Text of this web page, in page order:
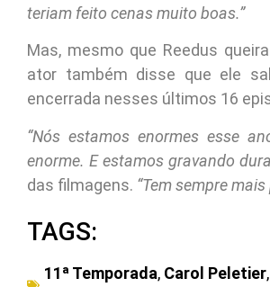
teriam feito cenas muito boas.”
Mas, mesmo que Reedus
ator também disse que ele
encerrada nesses últimos 16
“Nós estamos enormes esse
enorme. E estamos gravando
das filmagens. “Tem sempre
TAGS:
11ª Temporada, Carol Peletier,